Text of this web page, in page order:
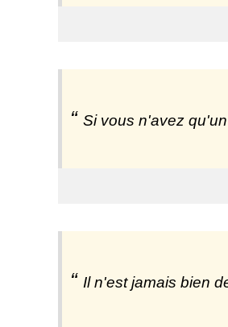
Si vous n'avez
Il n'est jamais bien